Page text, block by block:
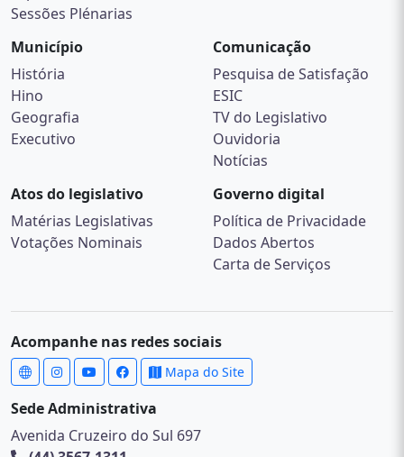
Sessões Plénarias
Município
História
Hino
Geografia
Executivo
Comunicação
Pesquisa de Satisfação
ESIC
TV do Legislativo
Ouvidoria
Notícias
Atos do legislativo
Matérias Legislativas
Votações Nominais
Governo digital
Política de Privacidade
Dados Abertos
Carta de Serviços
Acompanhe nas redes sociais
Mapa do Site
Sede Administrativa
Avenida Cruzeiro do Sul 697